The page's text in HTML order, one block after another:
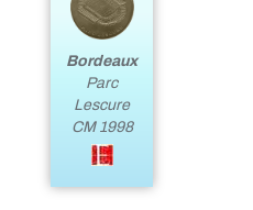
Bordeaux
Parc
Lescure
CM 1998